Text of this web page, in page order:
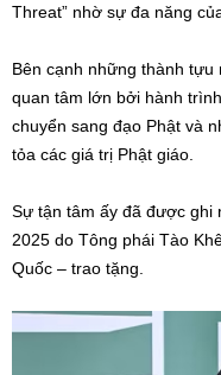
Threat” nhờ sự đa năng
Bên cạnh những thành
quan tâm lớn bởi hành
chuyển sang đạo Phật và
tỏa các giá trị Phật giáo.
Sự tận tâm ấy đã được ghi
2025 do Tông phái Tào
Quốc – trao tặng.